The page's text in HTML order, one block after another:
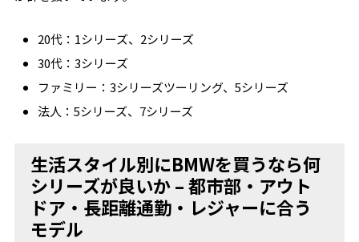
20代：1シリーズ、2シリーズ
30代：3シリーズ
ファミリー：3シリーズツーリング、5シリーズ
法人：5シリーズ、7シリーズ
生活スタイル別にBMWを買うなら何
シリーズが良いか – 都市部・アウト
ドア・長距離通勤・レジャーに合う
モデル